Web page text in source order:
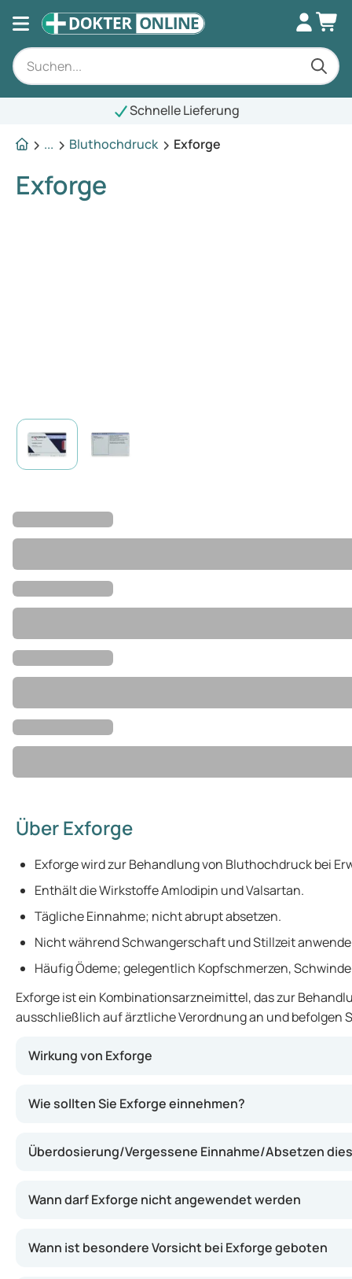
Schnelle Lieferung
...
Bluthochdruck Exforge
Exforge
Über Exforge
Exforge wird zur Behandlung von Bluthochdruck bei
Enthält die Wirkstoffe Amlodipin und Valsartan.
Tägliche Einnahme; nicht abrupt absetzen.
Nicht während Schwangerschaft und Stillzeit
Häufig Ödeme; gelegentlich Kopfschmerzen,
Exforge ist ein Kombinationsarzneimittel, das zur
ausschließlich auf ärztliche Verordnung an und befolgen
Wirkung von Exforge
Wie sollten Sie Exforge einnehmen?
Überdosierung/Vergessene Einnahme/Absetzen
Wann darf Exforge nicht angewendet werden
Wann ist besondere Vorsicht bei Exforge geboten